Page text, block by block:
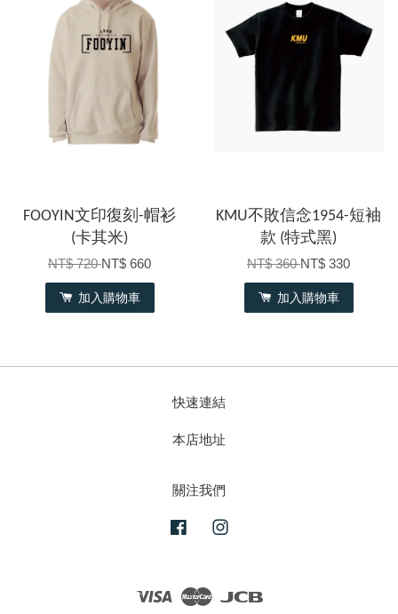
FOOYIN文印復刻-帽衫
(卡其米)
NT$ 720NT$ 660
加入購物車
KMU不敗信念1954-短袖
款 (特式黑)
NT$ 360NT$ 330
加入購物車
快速連結
本店地址
關注我們
Facebook
Visa Master